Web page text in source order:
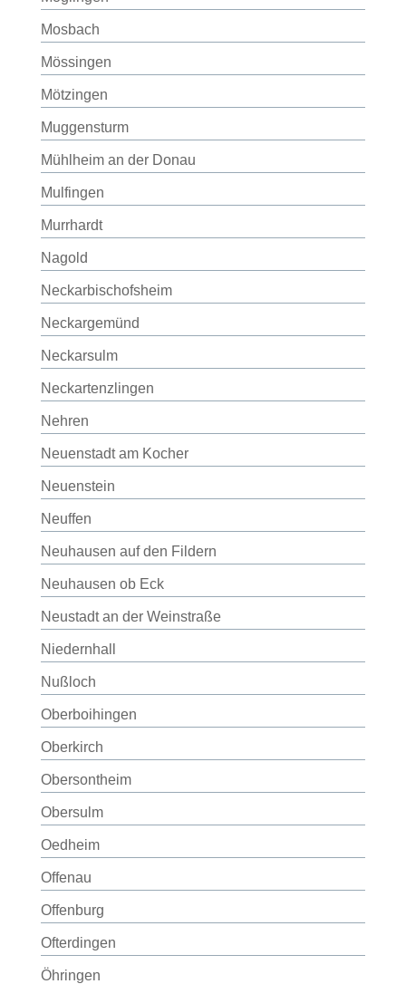
Mosbach
Mössingen
Mötzingen
Muggensturm
Mühlheim an der Donau
Mulfingen
Murrhardt
Nagold
Neckarbischofsheim
Neckargemünd
Neckarsulm
Neckartenzlingen
Nehren
Neuenstadt am Kocher
Neuenstein
Neuffen
Neuhausen auf den Fildern
Neuhausen ob Eck
Neustadt an der Weinstraße
Niedernhall
Nußloch
Oberboihingen
Oberkirch
Obersontheim
Obersulm
Oedheim
Offenau
Offenburg
Ofterdingen
Öhringen